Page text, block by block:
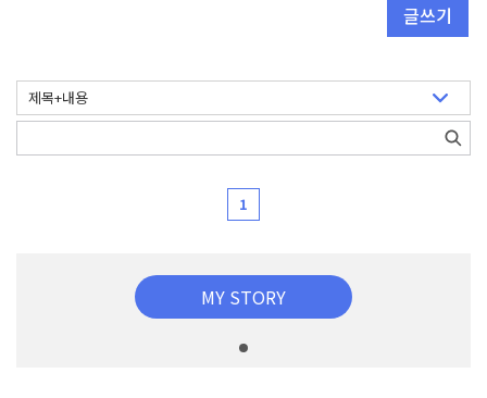
글쓰기
1
MY STORY